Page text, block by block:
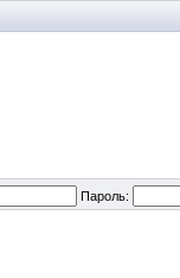
Пароль: